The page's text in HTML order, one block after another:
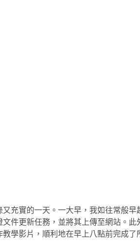
又充實的一天。一大早，我如往常般
文件更新任務，並將其上傳至網站。
教學影片，順利地在早上八點前完成了